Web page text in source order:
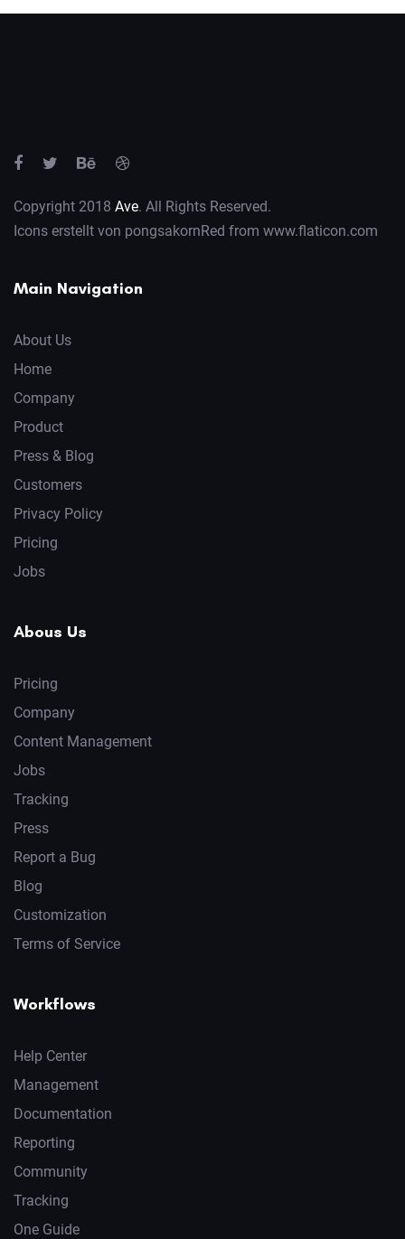
Copyright 2018 Ave. All Rights Reserved.
Icons erstellt von pongsakornRed from www.flaticon.com
Main Navigation
About Us
Home
Company
Product
Press & Blog
Customers
Privacy Policy
Pricing
Jobs
Abous Us
Pricing
Company
Content Management
Jobs
Tracking
Press
Report a Bug
Blog
Customization
Terms of Service
Workflows
Help Center
Management
Documentation
Reporting
Community
Tracking
One Guide